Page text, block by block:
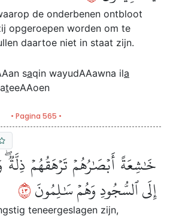
de onderbenen ontbloot
opgeroepen worden om te
daartoe niet in staat zijn.
saqin wayudAAawna ila
teeAAoen
• Pagina 565 •
خَٰشِعَةً أَبۡصَٰرُهُمۡ تَرۡهَقُهُمۡ ذِلَّةٞۖ
إِلَى ٱلسُّجُودِ وَهُمۡ سَٰلِمُونَ٣٤
teneergeslagen zijn,